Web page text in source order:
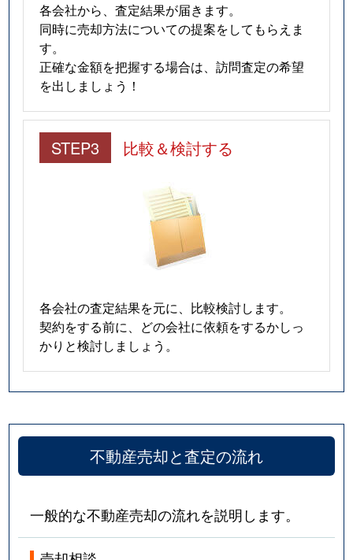
各会社から、査定結果が届きます。
同時に売却方法についての提案をしてもらえま
す。
正確な金額を把握する場合は、訪問査定の希望
を出しましょう！
STEP3 比較＆検討する
各会社の査定結果を元に、比較検討します。
契約をする前に、どの会社に依頼をするかしっ
かりと検討しましょう。
不動産売却と査定の流れ
一般的な不動産売却の流れを説明します。